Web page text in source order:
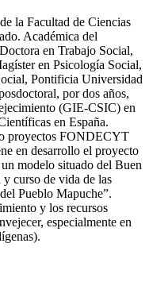
la Facultad de Ciencias
Académica del
en Trabajo Social,
en Psicología Social,
Pontificia Universidad
por dos años,
(GIE-CSIC) en
en España.
proyectos FONDECYT
en desarrollo el proyecto
modelo situado del Buen
curso de vida de las
Pueblo Mapuche”.
y los recursos
especialmente en